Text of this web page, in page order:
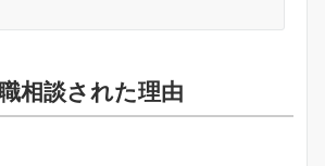
相談された理由